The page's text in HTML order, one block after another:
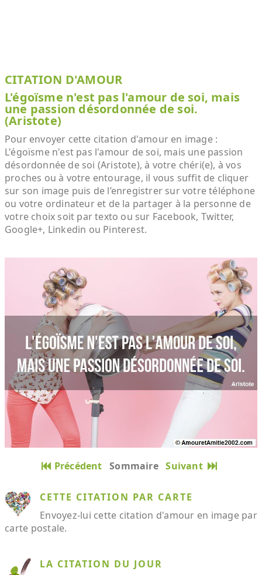
CITATION D'AMOUR
L'égoïsme n'est pas l'amour de soi, mais
une passion désordonnée de soi.
(Aristote)
Pour envoyer cette citation d'amour en image :
L'égoïsme n'est pas l'amour de soi, mais une passion
désordonnée de soi (Aristote), à votre chéri(e), à vos
proches ou à votre entourage, il vous suffit de cliquer
sur son image puis de l’enregistrer sur votre téléphone
ou votre ordinateur et de la partager à la personne de
votre choix soit par texto ou sur Facebook, Twitter,
Google+, Linkedin ou Pinterest.
Précédent Sommaire Suivant
CETTE CITATION PAR CARTE
Envoyez-lui cette citation d'amour en image par
carte postale.
LA CITATION DU JOUR